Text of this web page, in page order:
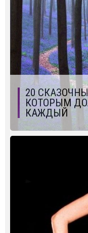
20
КОТОРЫМ
КАЖДЫЙ